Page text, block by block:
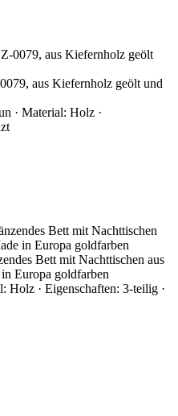
aus Kiefernholz geölt und
· Material: Holz ·
Bett mit Nachttischen aus
Europa goldfarben
Holz · Eigenschaften: 3-teilig ·